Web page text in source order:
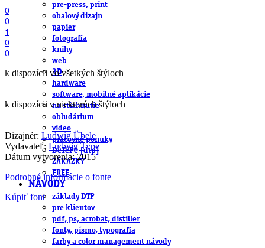
pre-press, print
obalový dizajn
papier
fotografia
knihy
web
3D
hardware
software, mobilné aplikácie
na stiahnutie
obludárium
video
pracovné ponuky
DeTePe [dtp]
ZÁKAZKY
FREE
NÁVODY
základy DTP
pre klientov
pdf, ps, acrobat, distiller
fonty, písmo, typografia
farby a color management návody
0
0
1
0
0
k dispozícii vo všetkých štýloch
k dispozícii v niektorých štýloch
Dizajnér: Ludwig Übele
Vydavateľ: Ludwig Type
Dátum vytvorenia: 2015
Podrobné informácie o fonte
Kúpiť font